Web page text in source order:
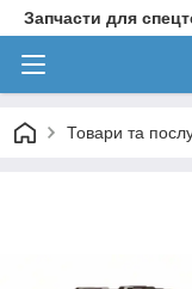
Запчасти для
Товари та